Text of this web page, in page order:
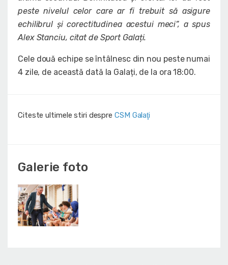
peste nivelul celor care ar fi trebuit să asigure
echilibrul și corectitudinea acestui meci”, a spus
Alex Stanciu, citat de Sport Galați.
Cele două echipe se întâlnesc din nou peste numai
4 zile, de această dată la Galați, de la ora 18:00.
Citeste ultimele stiri despre CSM Galaţi
Galerie foto